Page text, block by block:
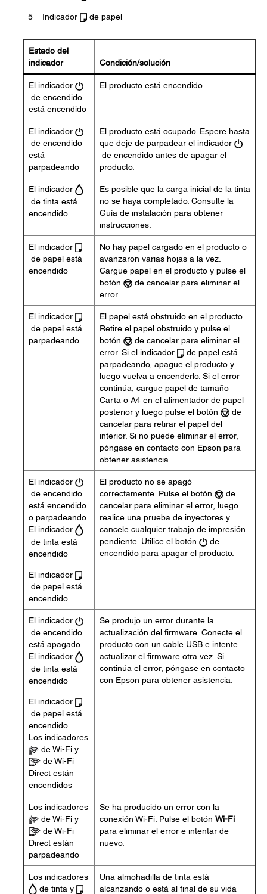
5 Indicador de papel
Estado del
indicador
Condición/solución
El indicador
de encendido
está encendido
El producto está encendido.
El indicador
de encendido
está
parpadeando
El producto está ocupado. Espere hasta
que deje de parpadear el indicador
de encendido antes de apagar el
producto.
El indicador
de tinta está
encendido
Es posible que la carga inicial de la tinta
no se haya completado. Consulte la
Guía de instalación para obtener
instrucciones.
El indicador
de papel está
encendido
No hay papel cargado en el producto o
avanzaron varias hojas a la vez.
Cargue papel en el producto y pulse el
botón
de cancelar para eliminar el
error.
El indicador
de papel está
parpadeando
El papel está obstruido en el producto.
Retire el papel obstruido y pulse el
botón
de cancelar para eliminar el
error. Si el indicador
de papel está
parpadeando, apague el producto y
luego vuelva a encenderlo. Si el error
continúa, cargue papel de tamaño
Carta o A4 en el alimentador de papel
posterior y luego pulse el botón
de
cancelar para retirar el papel del
interior. Si no puede eliminar el error,
póngase en contacto con Epson para
obtener asistencia.
El indicador
de encendido
está encendido
o parpadeando
El indicador
de tinta está
encendido
El indicador
de papel está
encendido
El producto no se apagó
correctamente. Pulse el botón
de
cancelar para eliminar el error, luego
realice una prueba de inyectores y
cancele cualquier trabajo de impresión
pendiente. Utilice el botón
de
encendido para apagar el producto.
El indicador
de encendido
está apagado
El indicador
de tinta está
encendido
El indicador
de papel está
encendido
Los indicadores
de Wi-Fi y
de Wi-Fi
Direct están
encendidos
Se produjo un error durante la
actualización del firmware. Conecte el
producto con un cable USB e intente
actualizar el firmware otra vez. Si
continúa el error, póngase en contacto
con Epson para obtener asistencia.
Los indicadores
de Wi-Fi y
de Wi-Fi
Direct están
parpadeando
Se ha producido un error con la
conexión Wi-Fi. Pulse el botón Wi-Fi
para eliminar el error e intentar de
nuevo.
Los indicadores
de tinta y
Una almohadilla de tinta está
alcanzando o está al final de su vida